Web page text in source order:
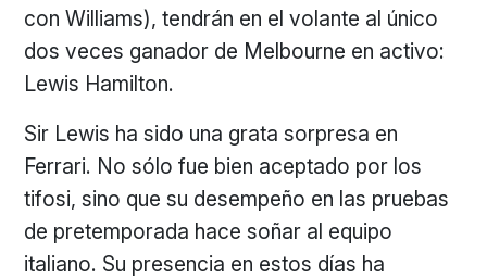
con Williams), tendrán en el volante al único
dos veces ganador de Melbourne en activo:
Lewis Hamilton.
Sir Lewis ha sido una grata sorpresa en
Ferrari. No sólo fue bien aceptado por los
tifosi, sino que su desempeño en las pruebas
de pretemporada hace soñar al equipo
italiano. Su presencia en estos días ha